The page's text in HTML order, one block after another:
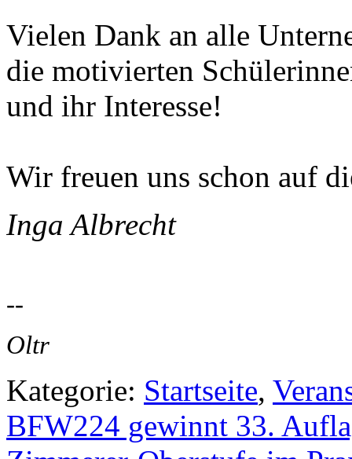
Vielen Dank an alle
die motivierten
und ihr Interesse!
Wir freuen uns schon auf
Inga Albrecht
--
Oltr
Kategorie: Startseite,
BFW224 gewinnt 33.